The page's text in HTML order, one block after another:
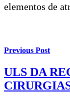
elementos de
Previous Post
ULS DA